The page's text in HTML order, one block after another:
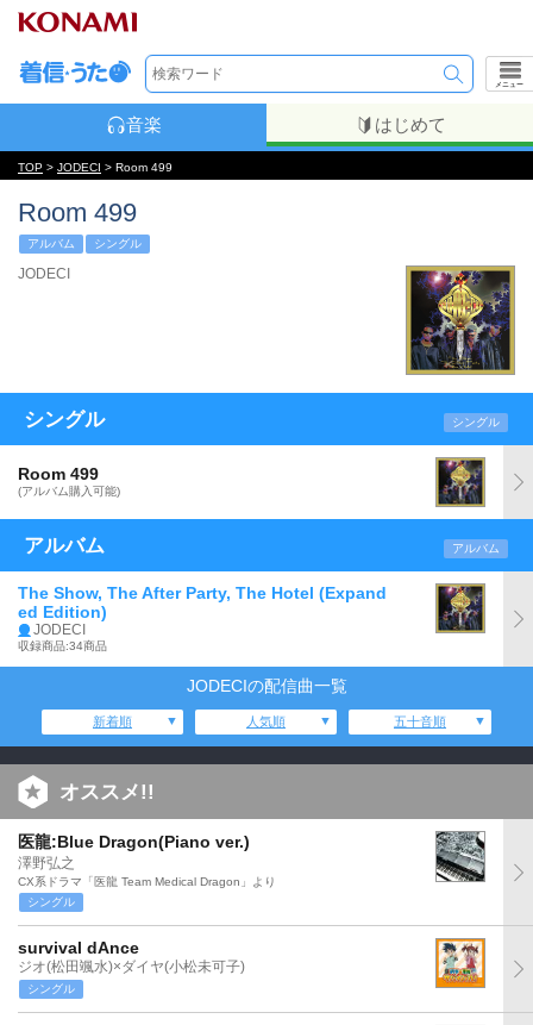
メニュー
音楽 はじめて
TOP > JODECI > Room 499
Room 499
アルバム シングル
JODECI
シングル シングル
Room 499
(アルバム購入可能)
アルバム アルバム
The Show, The After Party, The Hotel (Expand
ed Edition)
JODECI
収録商品:34商品
JODECIの配信曲一覧
新着順 人気順 五十音順
オススメ!!
医龍:Blue Dragon(Piano ver.)
澤野弘之
CX系ドラマ「医龍 Team Medical Dragon」より
シングル
survival dAnce
ジオ(松田颯水)×ダイヤ(小松未可子)
シングル